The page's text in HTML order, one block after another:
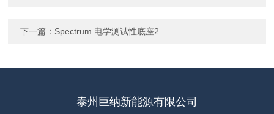
下一篇： Spectrum 电学测试性底座2
泰州巨纳新能源有限公司